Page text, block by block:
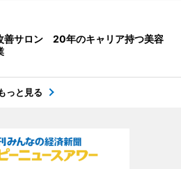
善サロン 20年のキャリア持つ美容
っと見る